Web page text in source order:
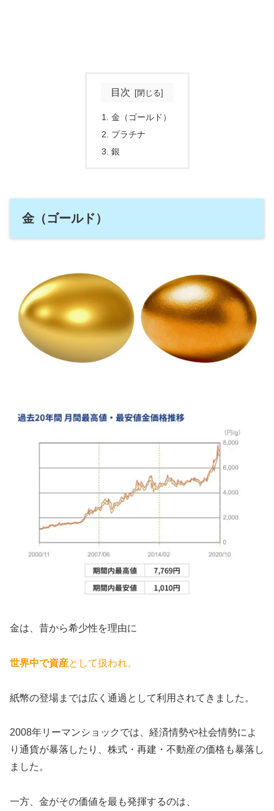
目次
金（ゴールド）
プラチナ
銀
金（ゴールド）
金は、昔から希少性を理由に
世界中で資産として扱われ、
紙幣の登場までは広く通過として利用されてきました。
2008年リーマンショックでは、経済情勢や社会情勢によ
り通貨が暴落したり、株式・再建・不動産の価格も暴落し
ました。
一方、金がその価値を最も発揮するのは、